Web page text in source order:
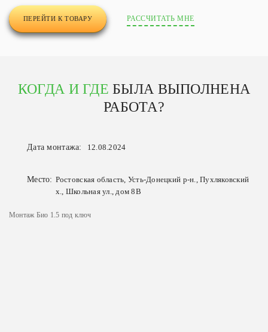
ПЕРЕЙТИ К ТОВАРУ РАССЧИТАТЬ МНЕ
КОГДА И ГДЕ БЫЛА ВЫПОЛНЕНА
РАБОТА?
Дата монтажа: 12.08.2024
Место: Ростовская область, Усть-Донецкий р-н., Пухляковский
х., Школьная ул., дом 8В
Монтаж Био 1.5 под ключ